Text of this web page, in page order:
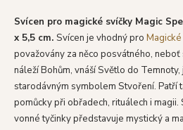
Svícen pro magické svíčky Magic
x 5,5 cm. Svícen je vhodný pro
považovány za něco posvátného,
náleží Bohům, vnáší Světlo do
starodávným symbolem Stvoření. Patří
pomůcky při obřadech, rituálech i magii.
vonné tyčinky představuje mystický a
D
o
p
o
r